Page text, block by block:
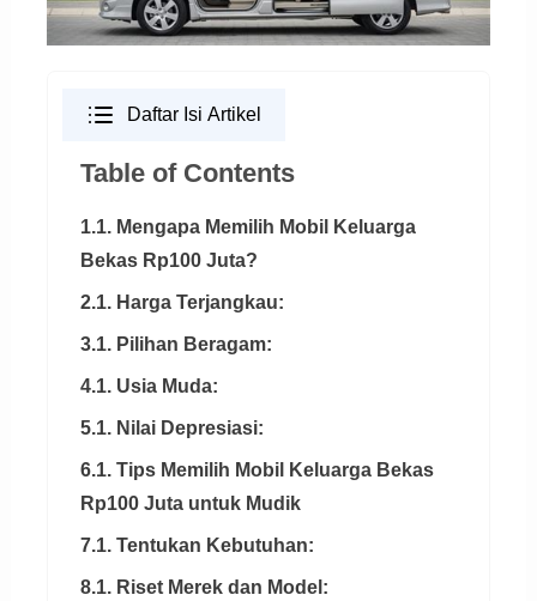
Daftar Isi Artikel
Table of Contents
1.1. Mengapa Memilih Mobil Keluarga
Bekas Rp100 Juta?
2.1. Harga Terjangkau:
3.1. Pilihan Beragam:
4.1. Usia Muda:
5.1. Nilai Depresiasi:
6.1. Tips Memilih Mobil Keluarga Bekas
Rp100 Juta untuk Mudik
7.1. Tentukan Kebutuhan:
8.1. Riset Merek dan Model: